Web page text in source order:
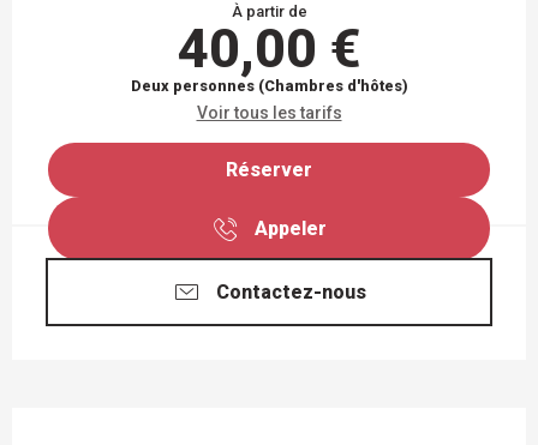
À partir de
40,00 €
Deux personnes (Chambres d'hôtes)
Voir tous les tarifs
Réserver
Appeler
Contactez-nous